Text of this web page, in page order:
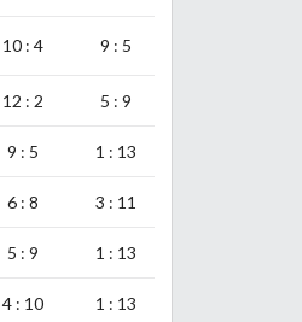
10 : 4 9 : 5
12 : 2 5 : 9
9 : 5 1 : 13
6 : 8 3 : 11
5 : 9 1 : 13
4 : 10 1 : 13